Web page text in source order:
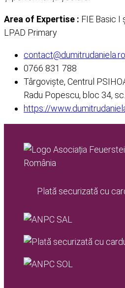
Area of Expertise : FIE Basic I
LPAD Primary
contact@dumitrudaniela.ro
0766 831 788
Târgoviște, Centrul
Radu Popescu, bloc 34,
https://
Plată securizată cu